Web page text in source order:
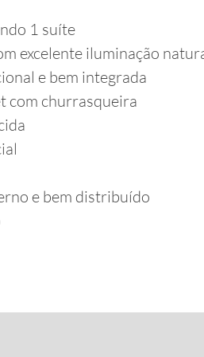
1 suíte
excelente iluminação
e bem integrada
com churrasqueira
e bem distribuído